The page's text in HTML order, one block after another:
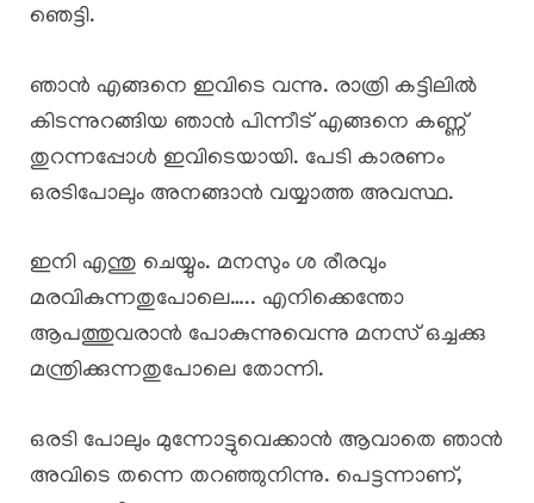
ഞെട്ടി.
ഞാൻ എങ്ങനെ ഇവിടെ വന്നു. രാത്രി കട്ടിലിൽ
കിടന്നുറങ്ങിയ ഞാൻ പിന്നീട് എങ്ങനെ കണ്ണ്
തുറന്നപ്പോൾ ഇവിടെയായി. പേടി കാരണം
ഒരടിപോലും അനങ്ങാൻ വയ്യാത്ത അവസ്ഥ.
ഇനി എന്തു ചെയ്യും. മനസും ശ രീരവും
മരവികുന്നതുപോലെ….. എനിക്കെന്തോ
ആപത്തുവരാൻ പോകുന്നുവെന്നു മനസ് ഒച്ചക്കു
മന്ത്രിക്കുന്നതുപോലെ തോന്നി.
ഒരടി പോലും മുന്നോട്ടുവെക്കാൻ ആവാതെ ഞാൻ
അവിടെ തന്നെ തറഞ്ഞുനിന്നു. പെട്ടന്നാണ്,